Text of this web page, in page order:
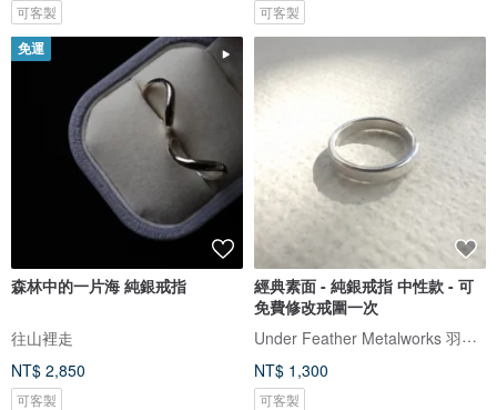
可客製 可客製
免運
森林中的一片海 純銀戒指
往山裡走
NT$ 2,850
可客製
經典素面 - 純銀戒指 中性款 - 可
免費修改戒圍一次
Under Feather Metalworks 羽下金工
NT$ 1,300
可客製